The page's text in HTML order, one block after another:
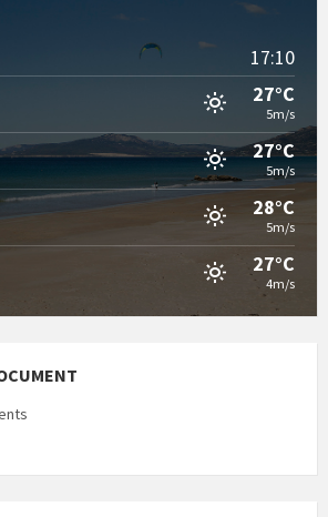
17:10
27°C
5m/s
27°C
5m/s
28°C
5m/s
27°C
4m/s